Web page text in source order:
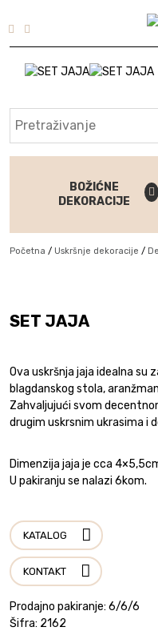
BOŽIĆNE
DEKORACIJE
Početna / Uskršnje dekoracije /
SET JAJA
Ova uskršnja jaja idealna su
blagdanskog stola,
Zahvaljujući svom
drugim uskrsnim ukrasima i
Dimenzija jaja je cca
U pakiranju se nalazi 6kom.
KATALOG
KONTAKT
Prodajno pakiranje: 6/6/6
Šifra: 2162